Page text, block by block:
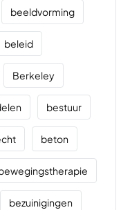
beeldvorming
beleid
Berkeley
bestuur
beton
bezuinigingen